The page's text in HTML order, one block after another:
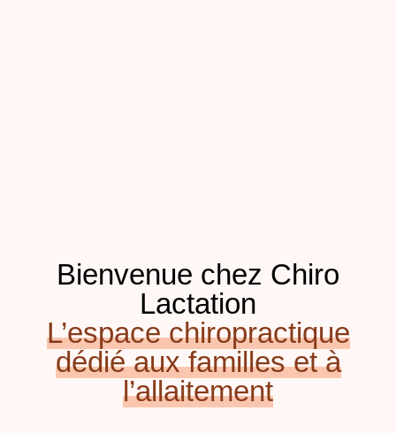
Bienvenue chez Chiro
Lactation
L’espace chiropractique
dédié aux familles et à
l’allaitement